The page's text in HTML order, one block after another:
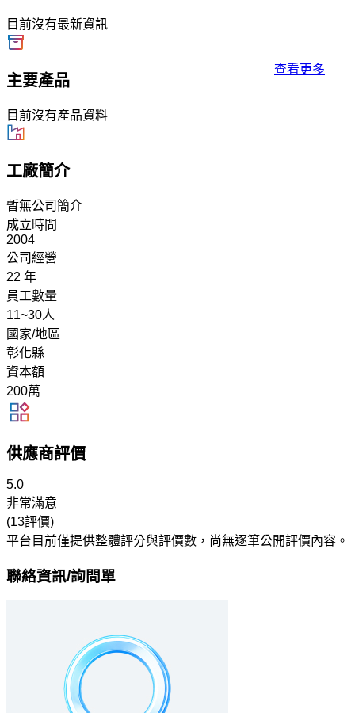
目前沒有最新資訊
主要產品
查看更多
目前沒有產品資料
工廠簡介
暫無公司簡介
成立時間
2004
公司經營
22 年
員工數量
11~30人
國家/地區
彰化縣
資本額
200萬
供應商評價
5.0
非常滿意
(13評價)
平台目前僅提供整體評分與評價數，尚無逐筆公開評價內容。
聯絡資訊/詢問單